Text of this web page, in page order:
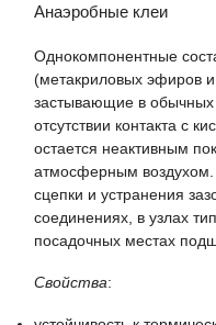
Анаэробные клеи
Однокомпонентные
(метакриловых эфиров и
застывающие в обычных
отсутствии контакта с
остается неактивным
атмосферным
сцепки и устранения
соединениях, в узлах
посадочных местах
Свойства: